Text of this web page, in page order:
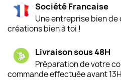
Société Francaise
Une entreprise bien de
créations bien à toi !
Livraison sous 48H
Préparation de votre
commande effectuée avant 13H